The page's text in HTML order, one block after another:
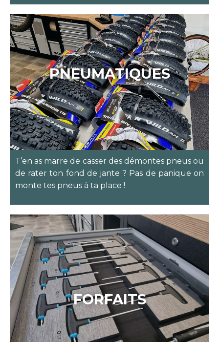
PNEUMATIQUES
T’en as marre de casser des démontes pneus ou
de rater ton fond de jante ? Pas de panique on
monte tes pneus à ta place !
FORFAITS